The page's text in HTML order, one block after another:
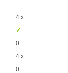
4 x
✓︎
0
4 x
0